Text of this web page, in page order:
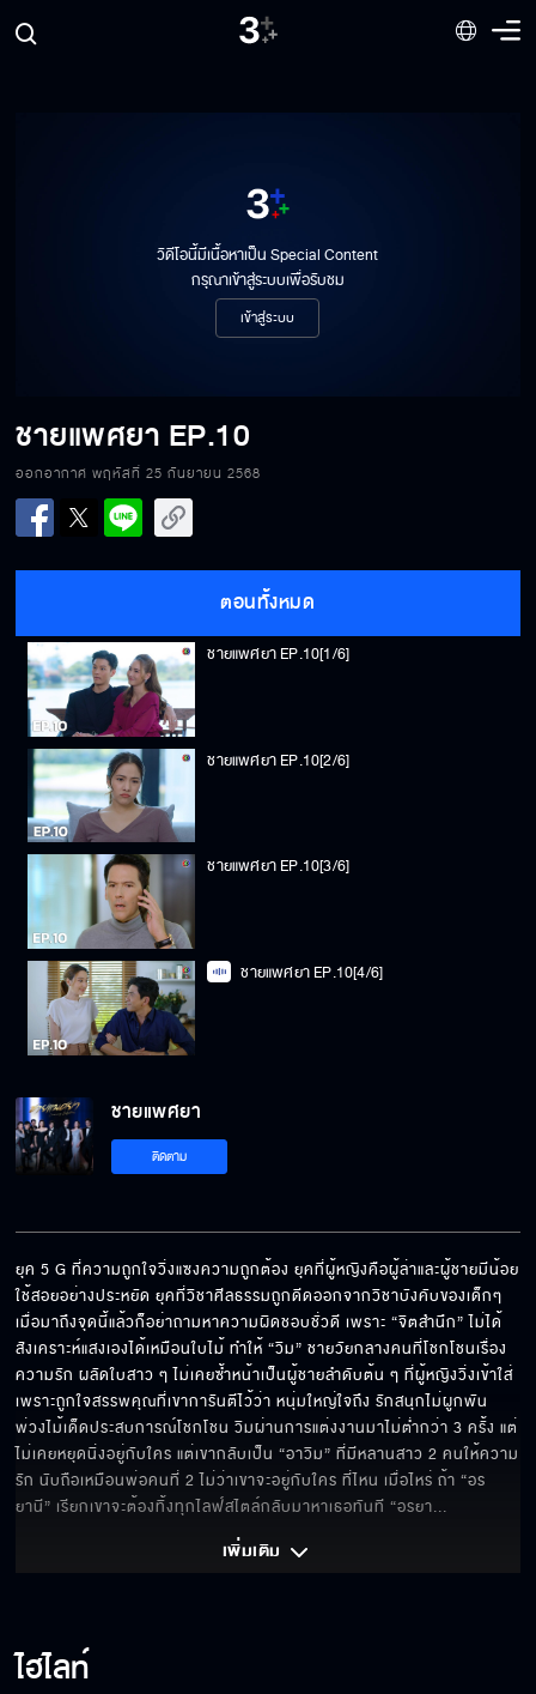
วิดีโอนี้มีเนื้อหาเป็น Special Content
กรุณาเข้าสู่ระบบเพื่อรับชม
เข้าสู่ระบบ
ชายแพศยา EP.10
ออกอากาศ พฤหัสที่ 25 กันยายน 2568
ตอนทั้งหมด
ชายแพศยา EP.10[1/6]
ชายแพศยา EP.10[2/6]
ชายแพศยา EP.10[3/6]
ชายแพศยา EP.10[4/6]
ชายแพศยา
ติดตาม
ยุค 5 G ที่ความถูกใจวิ่งแซงความถูกต้อง ยุคที่ผู้หญิงคือผู้ล่าและผู้ชายมีน้อย
ใช้สอยอย่างประหยัด ยุคที่วิชาศีลธรรมถูกดีดออกจากวิชาบังคับของเด็กๆ
เมื่อมาถึงจุดนี้แล้วก็อย่าถามหาความผิดชอบชั่วดี เพราะ “จิตสำนึก” ไม่ได้
สังเคราะห์แสงเองได้เหมือนใบไม้ ทำให้ “วิม” ชายวัยกลางคนที่โชกโชนเรื่อง
ความรัก ผลัดใบสาว ๆ ไม่เคยซ้ำหน้าเป็นผู้ชายลำดับต้น ๆ ที่ผู้หญิงวิ่งเข้าใส่
เพราะถูกใจสรรพคุณที่เขาการันตีไว้ว่า หนุ่มใหญ่ใจถึง รักสนุกไม่ผูกพัน
พ่วงไม้เด็ดประสบการณ์โชกโชน วิมผ่านการแต่งงานมาไม่ต่ำกว่า 3 ครั้ง แต่
ไม่เคยหยุดนิ่งอยู่กับใคร แต่เขากลับเป็น “อาวิม” ที่มีหลานสาว 2 คนให้ความ
รัก นับถือเหมือนพ่อคนที่ 2 ไม่ว่าเขาจะอยู่กับใคร ที่ไหน เมื่อไหร่ ถ้า “อร
ยานี” เรียกเขาจะต้องทิ้งทุกไลฟ์สไตล์กลับมาหาเธอทันที “อรยา...
เพิ่มเติม
ไฮไลท์